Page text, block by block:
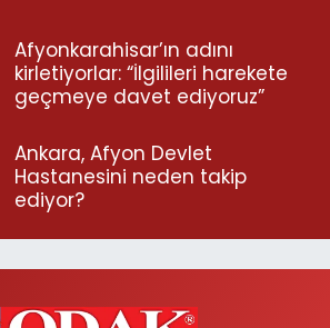
Afyonkarahisar’ın adını
kirletiyorlar: “İlgilileri harekete
geçmeye davet ediyoruz”
Ankara, Afyon Devlet
Hastanesini neden takip
ediyor?